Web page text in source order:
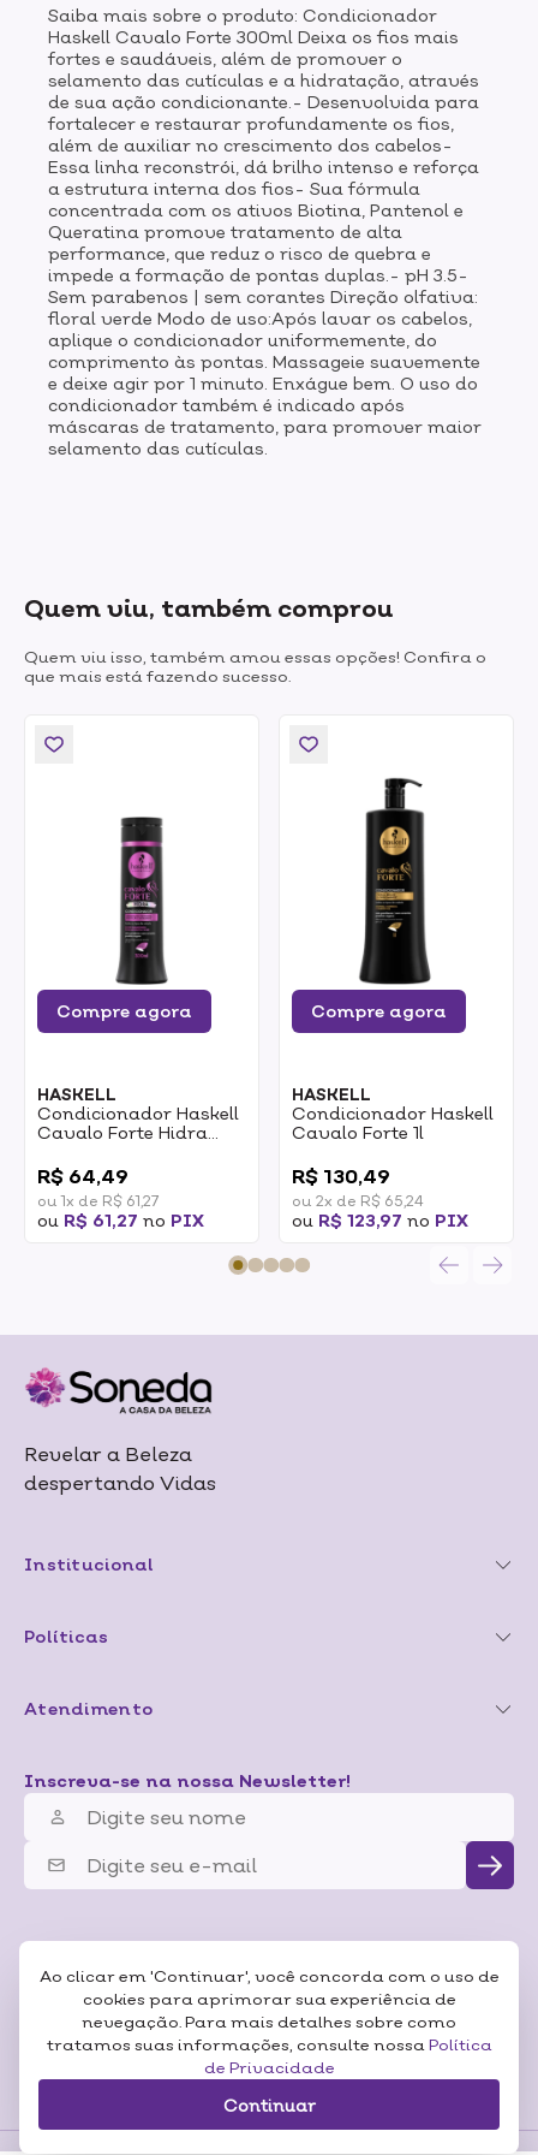
Ao clicar em 'Continuar', você concorda com o uso de
cookies para aprimorar sua experiência de
nevegação. Para mais detalhes sobre como
tratamos suas informações, consulte nossa Política
de Privacidade
Continuar
Saiba mais sobre o produto: Condicionador
Haskell Cavalo Forte 300ml Deixa os fios mais
fortes e saudáveis, além de promover o
selamento das cutículas e a hidratação, através
de sua ação condicionante.- Desenvolvida para
fortalecer e restaurar profundamente os fios,
além de auxiliar no crescimento dos cabelos-
Essa linha reconstrói, dá brilho intenso e reforça
a estrutura interna dos fios- Sua fórmula
concentrada com os ativos Biotina, Pantenol e
Queratina promove tratamento de alta
performance, que reduz o risco de quebra e
impede a formação de pontas duplas.- pH 3.5-
Sem parabenos | sem corantes Direção olfativa:
floral verde Modo de uso:Após lavar os cabelos,
aplique o condicionador uniformemente, do
comprimento às pontas. Massageie suavemente
e deixe agir por 1 minuto. Enxágue bem. O uso do
condicionador também é indicado após
máscaras de tratamento, para promover maior
selamento das cutículas.
Quem viu, também comprou
Quem viu isso, também amou essas opções! Confira o
que mais está fazendo sucesso.
Compre agora
HASKELL
Condicionador Haskell
Cavalo Forte Hidra
R$ 64,49
ou 1x de R$ 61,27
ou R$ 61,27 no PIX
Compre agora
HASKELL
Condicionador Haskell
Cavalo Forte 1l
R$ 130,49
ou 2x de R$ 65,24
ou R$ 123,97 no PIX
Revelar a Beleza
despertando Vidas
Institucional
Políticas
Atendimento
Inscreva-se na nossa Newsletter!